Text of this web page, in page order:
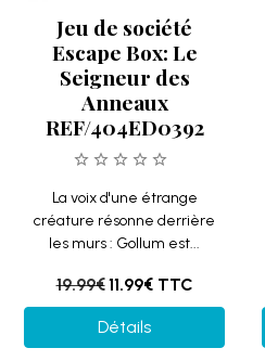
Jeu de société
Escape Box: Le
Seigneur des
Anneaux
REF/404ED0392
La voix d'une étrange
créature résonne derrière
les murs : Gollum est...
19.99€11.99€ TTC
Détails